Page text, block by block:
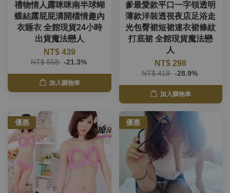
禮物情人露咪咪南半球蝴
蝶結露屁屁溝開檔情趣內
衣睡衣 全館現貨24小時
出貨魔法戀人
NT$ 439
NT$ 558 -21.3%
加入購物車
爹最愛款平口一字領透明
薄款洋裝透視夜店足浴走
光包臀裙短裙連衣裙條紋
打底裙 全館現貨魔法戀
人
NT$ 298
NT$ 419 -28.9%
加入購物車
優惠 優惠